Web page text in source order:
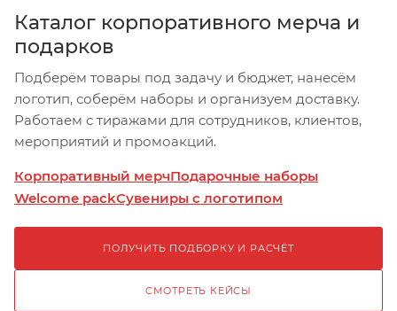
Каталог корпоративного мерча и
подарков
Подберём товары под задачу и бюджет, нанесём
логотип, соберём наборы и организуем доставку.
Работаем с тиражами для сотрудников, клиентов,
мероприятий и промоакций.
Корпоративный мерчПодарочные наборы
Welcome packСувениры с логотипом
ПОЛУЧИТЬ ПОДБОРКУ И РАСЧЁТ
СМОТРЕТЬ КЕЙСЫ